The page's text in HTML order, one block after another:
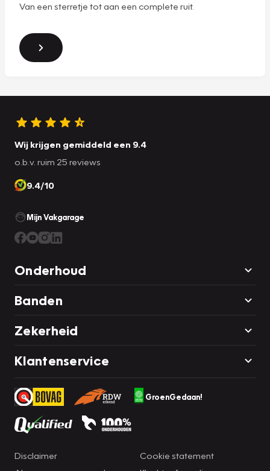
Van een sterretje tot aan een complete ruit.
Wij krijgen gemiddeld een 9.4
o.b.v. ruim 25 reviews
9.4/10
Mijn Vakgarage
Onderhoud
Banden
Zekerheid
Klantenservice
GroenGedaan!
Disclaimer
Cookie statement